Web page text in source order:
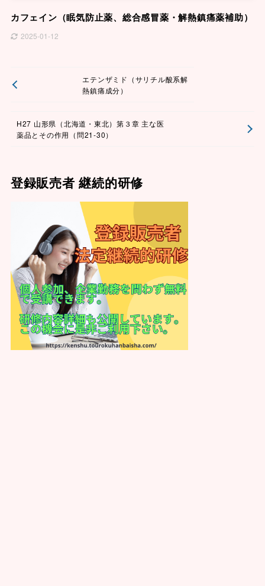
カフェイン（眠気防止薬、総合感冒薬・解熱鎮痛薬補助）
2025-01-12
エテンザミド（サリチル酸系解
熱鎮痛成分）
H27 山形県（北海道・東北）第３章 主な医
薬品とその作用（問21-30）
登録販売者 継続的研修